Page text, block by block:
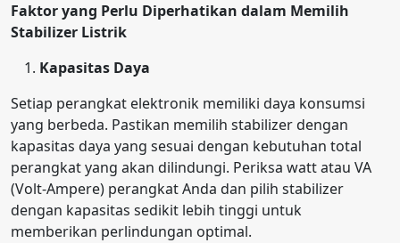
Faktor yang Perlu Diperhatikan dalam Memilih
Stabilizer Listrik
Kapasitas Daya
Setiap perangkat elektronik memiliki daya konsumsi
yang berbeda. Pastikan memilih stabilizer dengan
kapasitas daya yang sesuai dengan kebutuhan total
perangkat yang akan dilindungi. Periksa watt atau VA
(Volt-Ampere) perangkat Anda dan pilih stabilizer
dengan kapasitas sedikit lebih tinggi untuk
memberikan perlindungan optimal.